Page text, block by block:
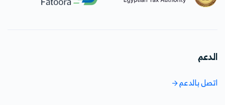
الدعم
اتصل بالدعم